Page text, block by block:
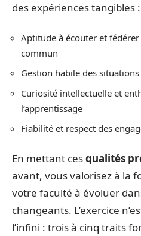
des expériences tangibles :
Aptitude à écouter et
commun
Gestion habile des
Curiosité intellectuelle et
l’apprentissage
Fiabilité et respect des
En mettant cesqualités
avant, vous valorisez à la
votre faculté à évoluer
changeants. L’exercice
l’infini : trois à cinq traits